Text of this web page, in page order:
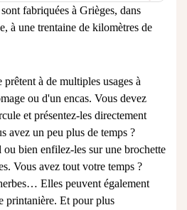
fabriquées à Grièges, dans
à une trentaine de kilomètres de
à de multiples usages à
ou d'un encas. Vous devez
et présentez-les directement
avez un peu plus de temps ?
bien enfilez-les sur une brochette
Vous avez tout votre temps ?
Elles peuvent également
printanière. Et pour plus